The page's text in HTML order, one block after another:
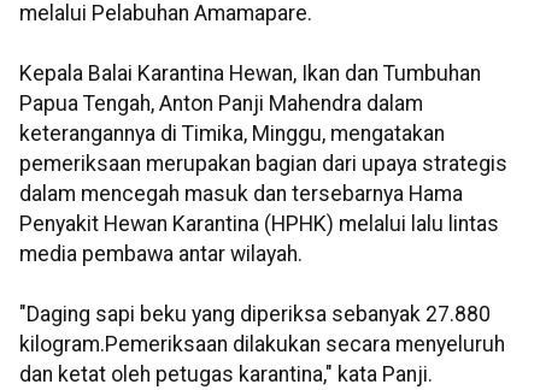
melalui Pelabuhan Amamapare.
Kepala Balai Karantina Hewan, Ikan dan Tumbuhan
Papua Tengah, Anton Panji Mahendra dalam
keterangannya di Timika, Minggu, mengatakan
pemeriksaan merupakan bagian dari upaya strategis
dalam mencegah masuk dan tersebarnya Hama
Penyakit Hewan Karantina (HPHK) melalui lalu lintas
media pembawa antar wilayah.
"Daging sapi beku yang diperiksa sebanyak 27.880
kilogram.Pemeriksaan dilakukan secara menyeluruh
dan ketat oleh petugas karantina," kata Panji.